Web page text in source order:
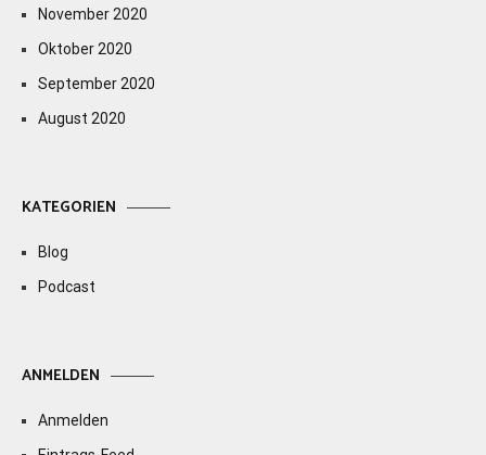
November 2020
Oktober 2020
September 2020
August 2020
KATEGORIEN
Blog
Podcast
ANMELDEN
Anmelden